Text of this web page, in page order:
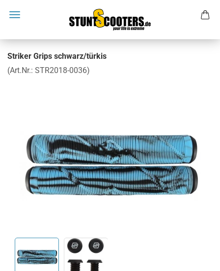
Striker Grips schwarz/türkis
(Art.Nr.: STR2018-0036)